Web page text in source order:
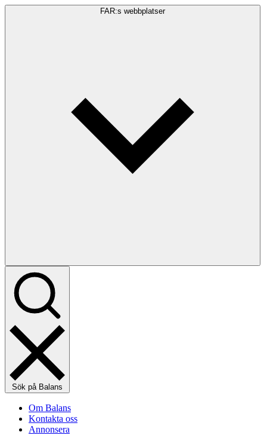
FAR:s webbplatser
Sök på Balans
Om Balans
Kontakta oss
Annonsera